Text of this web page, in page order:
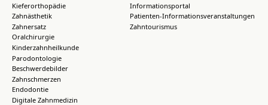
Kieferorthopädie
Zahnästhetik
Zahnersatz
Oralchirurgie
Kinderzahnheilkunde
Parodontologie
Beschwerdebilder
Zahnschmerzen
Endodontie
Digitale Zahnmedizin
Informationsportal
Patienten-Informationsveranstaltungen
Zahntourismus